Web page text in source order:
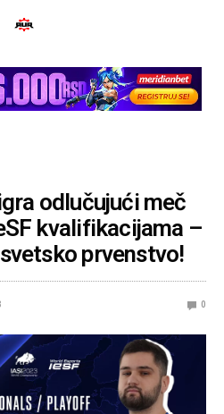
odlučujući meč
kvalifikacijama –
prvenstvo!
0